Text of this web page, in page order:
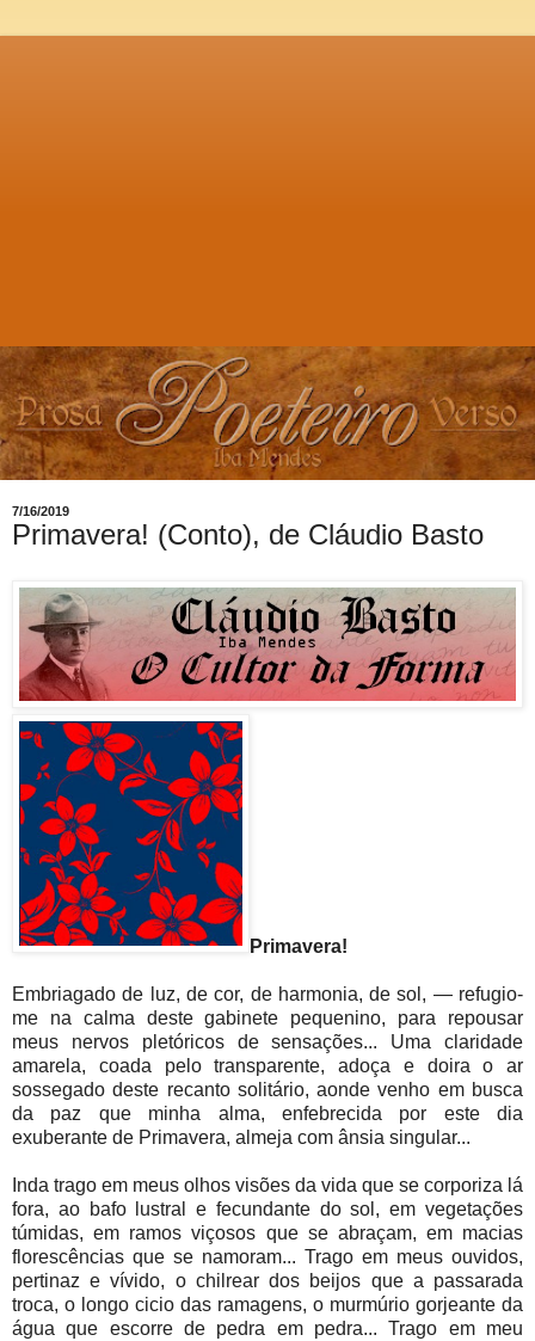
7/16/2019
Primavera! (Conto), de Cláudio Basto
Primavera!
Embriagado de luz, de cor, de harmonia, de sol, — refugio-
me na calma deste gabinete pequenino, para repousar
meus nervos pletóricos de sensações... Uma claridade
amarela, coada pelo transparente, adoça e doira o ar
sossegado deste recanto solitário, aonde venho em busca
da paz que minha alma, enfebrecida por este dia
exuberante de Primavera, almeja com ânsia singular...
Inda trago em meus olhos visões da vida que se corporiza lá
fora, ao bafo lustral e fecundante do sol, em vegetações
túmidas, em ramos viçosos que se abraçam, em macias
florescências que se namoram... Trago em meus ouvidos,
pertinaz e vívido, o chilrear dos beijos que a passarada
troca, o longo cicio das ramagens, o murmúrio gorjeante da
água que escorre de pedra em pedra... Trago em meu